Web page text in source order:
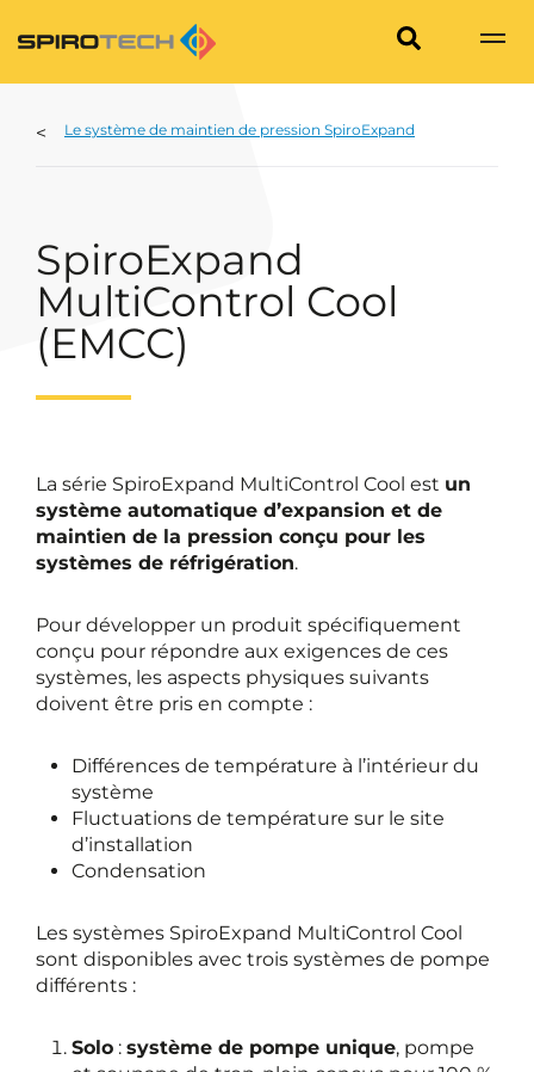
Le système de maintien de pression SpiroExpand
SpiroExpand
MultiControl Cool
(EMCC)
La série SpiroExpand MultiControl Cool est un
système automatique d’expansion et de
maintien de la pression conçu pour les
systèmes de réfrigération.
Pour développer un produit spécifiquement
conçu pour répondre aux exigences de ces
systèmes, les aspects physiques suivants
doivent être pris en compte :
Différences de température à l’intérieur du
système
Fluctuations de température sur le site
d’installation
Condensation
Les systèmes SpiroExpand MultiControl Cool
sont disponibles avec trois systèmes de pompe
différents :
Solo : système de pompe unique, pompe